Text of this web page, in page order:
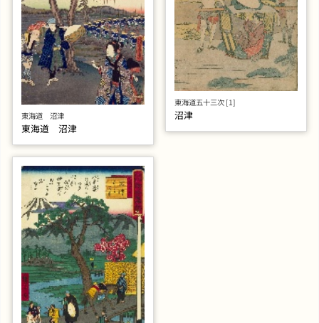
東海道 沼津
東海道 沼津
東海道五十三次 [1]
沼津